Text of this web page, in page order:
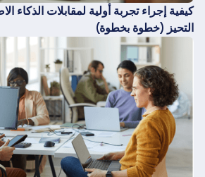
كيفية إجراء تجربة أولية لمقابلات الذكاء
التحيز (خطوة بخطوة)